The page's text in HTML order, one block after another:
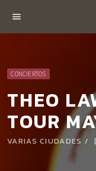
menu
CONCIERTOS
THEO
TOUR
VARIAS CIUDADES /